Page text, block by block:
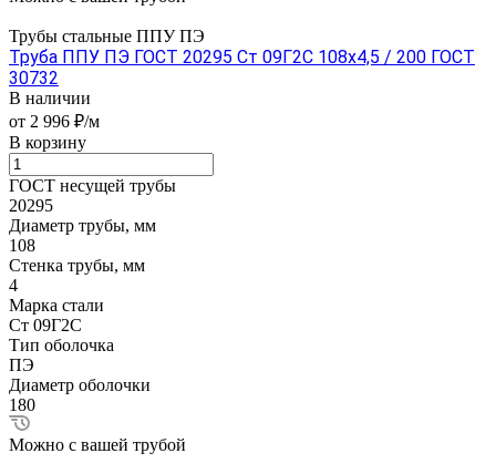
Трубы стальные ППУ ПЭ
Труба ППУ ПЭ ГОСТ 20295 Ст 09Г2С 108x4,5 / 200 ГОСТ
30732
В наличии
от 2 996 ₽/м
В корзину
ГОСТ несущей трубы
20295
Диаметр трубы, мм
108
Стенка трубы, мм
4
Марка стали
Ст 09Г2С
Тип оболочка
ПЭ
Диаметр оболочки
180
Можно с вашей трубой